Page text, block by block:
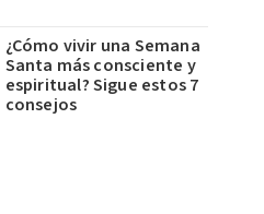
¿Cómo vivir una Semana
Santa más consciente y
espiritual? Sigue estos 7
consejos